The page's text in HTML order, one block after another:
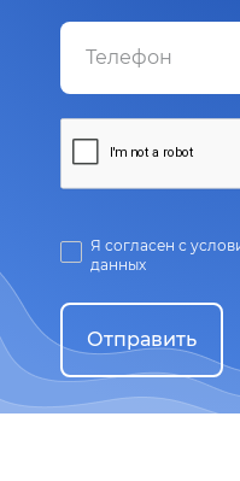
Я согласен с
данных
Отправить